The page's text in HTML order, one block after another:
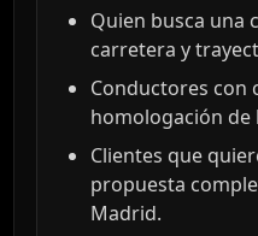
Quien busca una
carretera y
Conductores con
homologación de
Clientes que
propuesta
Madrid.